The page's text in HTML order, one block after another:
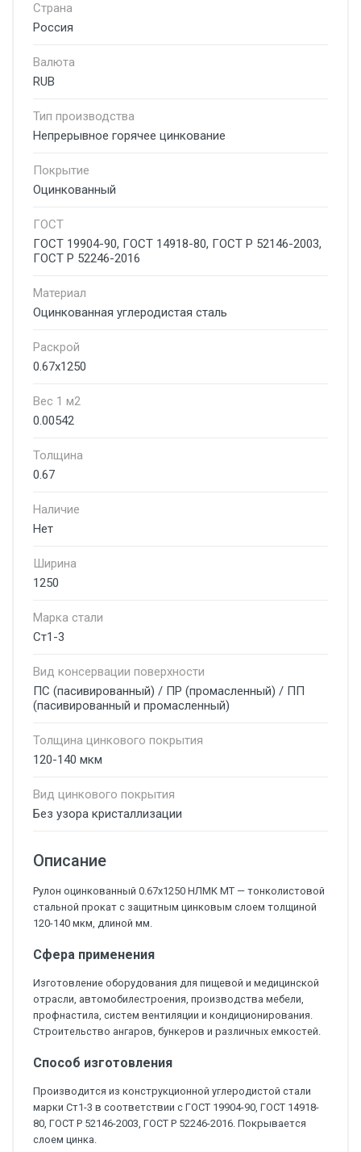
Страна
Россия
Валюта
RUB
Тип производства
Непрерывное горячее цинкование
Покрытие
Оцинкованный
ГОСТ
ГОСТ 19904-90, ГОСТ 14918-80, ГОСТ Р 52146-2003,
ГОСТ Р 52246-2016
Материал
Оцинкованная углеродистая сталь
Раскрой
0.67х1250
Вес 1 м2
0.00542
Толщина
0.67
Наличие
Нет
Ширина
1250
Марка стали
Ст1-3
Вид консервации поверхности
ПС (пасивированный) / ПР (промасленный) / ПП
(пасивированный и промасленный)
Толщина цинкового покрытия
120-140 мкм
Вид цинкового покрытия
Без узора кристаллизации
Описание
Рулон оцинкованный 0.67х1250 НЛМК МТ — тонколистовой
стальной прокат с защитным цинковым слоем толщиной
120-140 мкм, длиной мм.
Сфера применения
Изготовление оборудования для пищевой и медицинской
отрасли, автомобилестроения, производства мебели,
профнастила, систем вентиляции и кондиционирования.
Строительство ангаров, бункеров и различных емкостей.
Способ изготовления
Производится из конструкционной углеродистой стали
марки Ст1-3 в соответствии с ГОСТ 19904-90, ГОСТ 14918-
80, ГОСТ Р 52146-2003, ГОСТ Р 52246-2016. Покрывается
слоем цинка.